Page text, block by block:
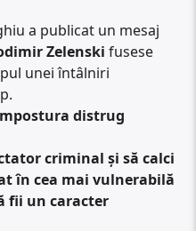
a publicat un mesaj
Zelenski fusese
unei întâlniri
distrug
criminal și să calci
în cea mai vulnerabilă
fii un caracter